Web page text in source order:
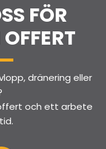
FÖR
dränering eller
och ett arbete